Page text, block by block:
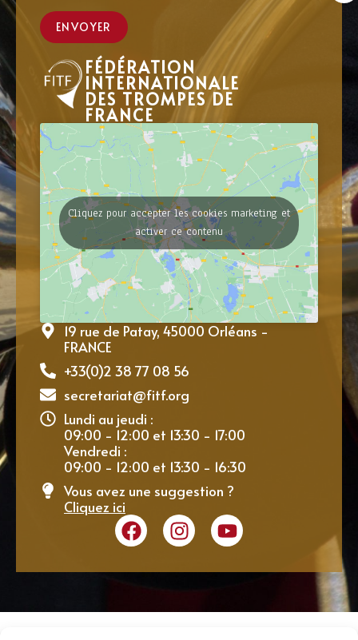
ENVOYER
FÉDÉRATION
INTERNATIONALE
DES TROMPES DE
FRANCE
Cliquez pour accepter les cookies marketing et
activer ce contenu
19 rue de Patay, 45000 Orléans -
FRANCE
+33(0)2 38 77 08 56
secretariat@fitf.org
Lundi au jeudi :
09:00 - 12:00 et 13:30 - 17:00
Vendredi :
09:00 - 12:00 et 13:30 - 16:30
Vous avez une suggestion ?
Cliquez ici